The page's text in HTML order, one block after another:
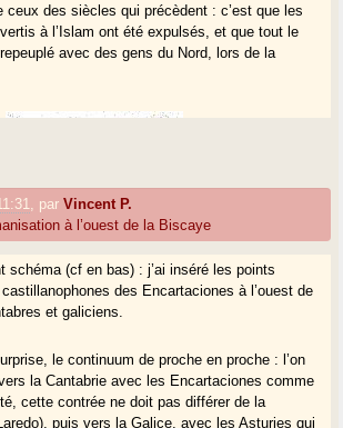
ceux des siècles qui précèdent : c’est que les
à l’Islam ont été expulsés, et que tout le
avec des gens du Nord, lors de la
parVincent P.
à l’ouest de la Biscaye
schéma (cf en bas) : j’ai inséré les points
des Encartaciones à l’ouest de
et galiciens.
le continuum de proche en proche : l’on
la Cantabrie avec les Encartaciones comme
cette contrée ne doit pas différer de la
puis vers la Galice, avec les Asturies qui